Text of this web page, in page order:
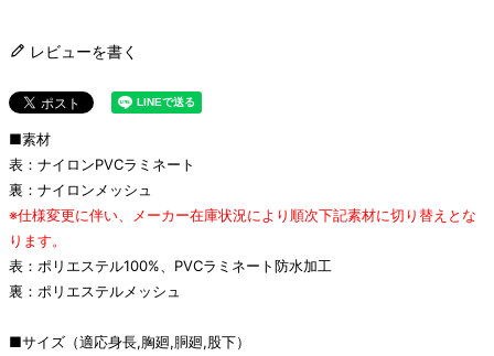
レビューを書く
■素材
表：ナイロンPVCラミネート
裏：ナイロンメッシュ
※仕様変更に伴い、メーカー在庫状況により順次下記素材に切り替えとな
ります。
表：ポリエステル100%、PVCラミネート防水加工
裏：ポリエステルメッシュ
■サイズ（適応身長,胸廻,胴廻,股下）